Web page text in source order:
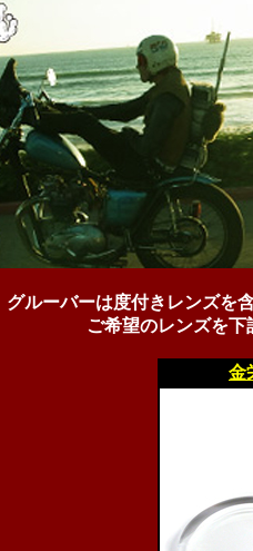
グルーバーは度付きレンズを
ご希望のレンズを
金